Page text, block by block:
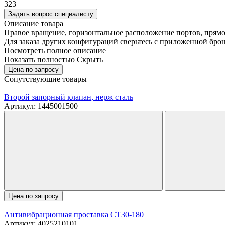
323
Задать вопрос специалисту
Описание товара
Правое вращение, горизонтальное расположение портов,
Для заказа других конфигураций сверьтесь с приложенной
Посмотреть полное описание
Показать полностью Скрыть
Цена по запросу
Сопутствующие товары
Второй запорный клапан, нерж сталь
Артикул: 1445001500
Цена по запросу
Антивибрационная проставка CT30-180